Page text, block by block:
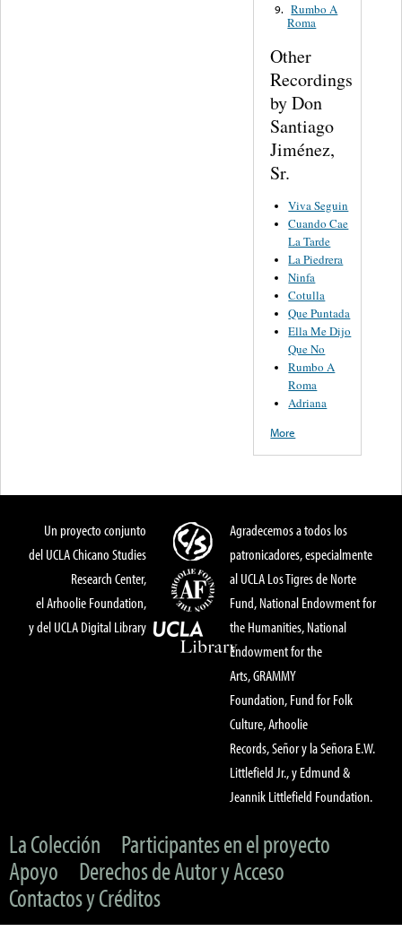
9. Rumbo A
Roma
Other
Recordings
by Don
Santiago
Jiménez,
Sr.
Viva Seguin
Cuando Cae
La Tarde
La Piedrera
Ninfa
Cotulla
Que Puntada
Ella Me Dijo
Que No
Rumbo A
Roma
Adriana
More
Un proyecto conjunto
del UCLA Chicano Studies
Research Center,
el Arhoolie Foundation,
y del UCLA Digital Library
Agradecemos a todos los
patronicadores, especialmente
al UCLA Los Tigres de Norte
Fund, National Endowment for
the Humanities, National
Endowment for the
Arts, GRAMMY
Foundation, Fund for Folk
Culture, Arhoolie
Records, Señor y la Señora E.W.
Littlefield Jr., y Edmund &
Jeannik Littlefield Foundation.
La Colección
Participantes en el proyecto
Apoyo
Derechos de Autor y Acceso
Contactos y Créditos